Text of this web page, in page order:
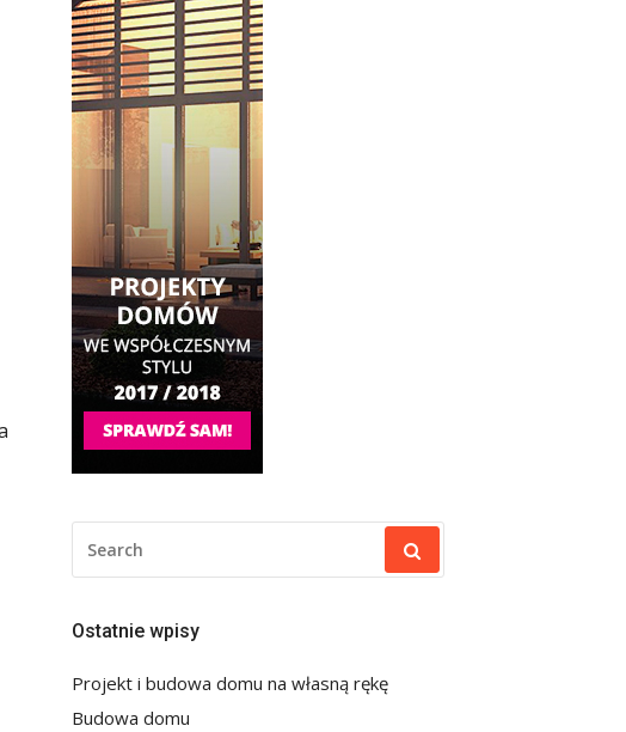
FOR:
Ostatnie wpisy
Projekt i budowa domu na własną rękę
Budowa domu